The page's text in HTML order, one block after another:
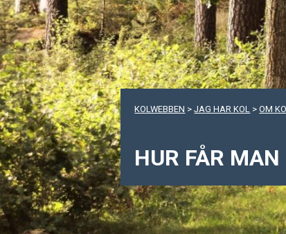
KOLWEBBEN >JAG HAR KOL >OM
HUR FÅR MAN